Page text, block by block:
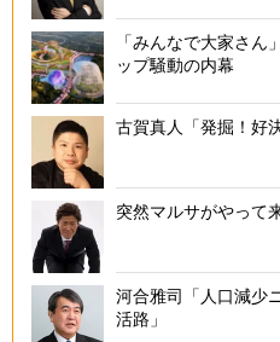
「みんなで大家さん
ップ騒動の内幕
古賀真人「発掘！好
突然マルサがやって
河合雅司「人口減少
活路」